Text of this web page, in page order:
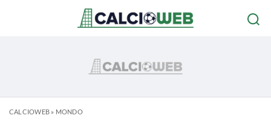
CALCIOWEB» MONDO